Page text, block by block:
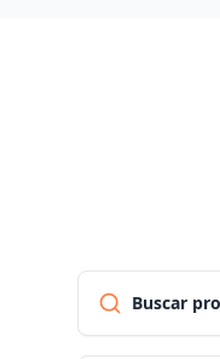
Buscar